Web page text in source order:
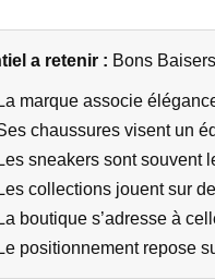
a retenir : Bons
La marque associe
chaussures visent un
Les sneakers sont souvent
Les collections jouent sur
La boutique s’adresse à
Le positionnement repose